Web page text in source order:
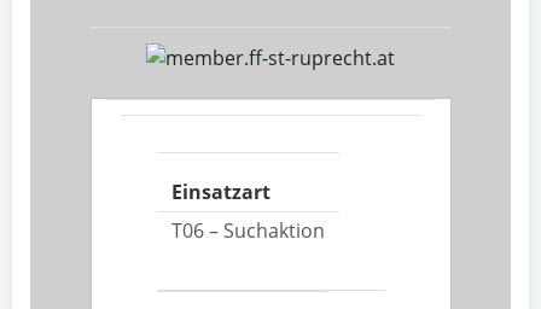
Einsatzart
T06 – Suchaktion